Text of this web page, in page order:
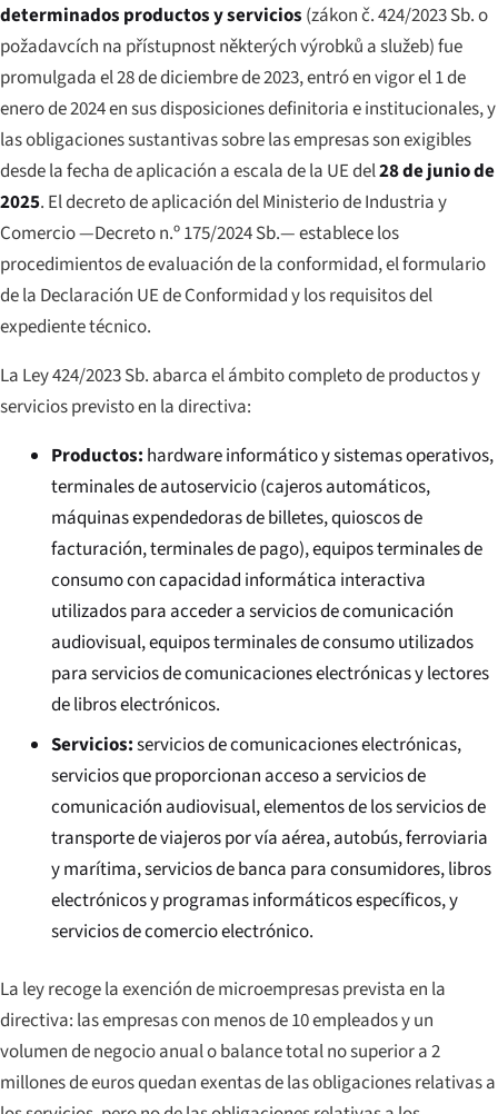
determinados productos y servicios (zákon č. 424/2023 Sb. o
požadavcích na přístupnost některých výrobků a služeb) fue
promulgada el 28 de diciembre de 2023, entró en vigor el 1 de
enero de 2024 en sus disposiciones definitoria e institucionales, y
las obligaciones sustantivas sobre las empresas son exigibles
desde la fecha de aplicación a escala de la UE del28 de junio de
2025. El decreto de aplicación del Ministerio de Industria y
Comercio —Decreto n.º 175/2024 Sb.— establece los
procedimientos de evaluación de la conformidad, el formulario
de la Declaración UE de Conformidad y los requisitos del
expediente técnico.
La Ley 424/2023 Sb. abarca el ámbito completo de productos y
servicios previsto en la directiva:
Productos: hardware informático y sistemas operativos,
terminales de autoservicio (cajeros automáticos,
máquinas expendedoras de billetes, quioscos de
facturación, terminales de pago), equipos terminales de
consumo con capacidad informática interactiva
utilizados para acceder a servicios de comunicación
audiovisual, equipos terminales de consumo utilizados
para servicios de comunicaciones electrónicas y lectores
de libros electrónicos.
Servicios:servicios de comunicaciones electrónicas,
servicios que proporcionan acceso a servicios de
comunicación audiovisual, elementos de los servicios de
transporte de viajeros por vía aérea, autobús, ferroviaria
y marítima, servicios de banca para consumidores, libros
electrónicos y programas informáticos específicos, y
servicios de comercio electrónico.
La ley recoge la exención de microempresas prevista en la
directiva: las empresas con menos de 10 empleados y un
volumen de negocio anual o balance total no superior a 2
millones de euros quedan exentas de las obligaciones relativas a